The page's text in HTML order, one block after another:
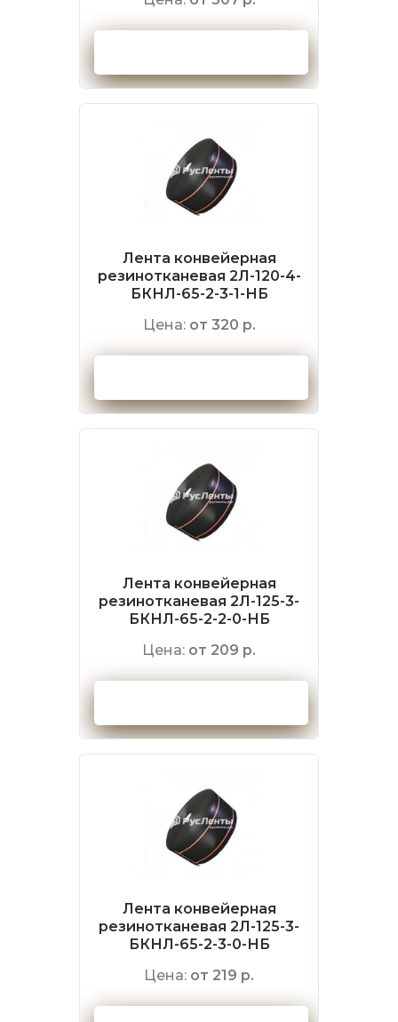
Лента конвейерная
резинотканевая 2Л-120-4-
БКНЛ-65-2-3-1-НБ
Цена: от 320 р.
Лента конвейерная
резинотканевая 2Л-125-3-
БКНЛ-65-2-2-0-НБ
Цена: от 209 р.
Лента конвейерная
резинотканевая 2Л-125-3-
БКНЛ-65-2-3-0-НБ
Цена: от 219 р.